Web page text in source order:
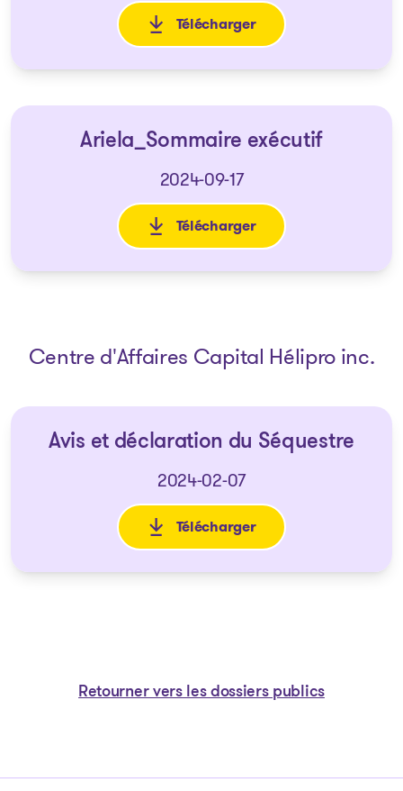
Télécharger
: Avis de la proposition aux
Ariela_Sommaire exécutif
2024-09-17
Télécharger
: Ariela_Sommaire exécutif
Centre d'Affaires Capital Hélipro inc.
Avis et déclaration du Séquestre
2024-02-07
Télécharger
: Avis et déclaration du
Retourner vers les dossiers publics